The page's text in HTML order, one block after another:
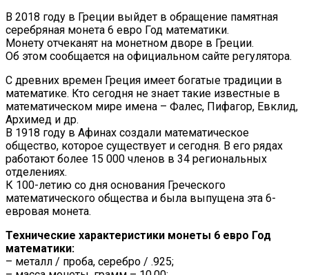
В 2018 году в Греции выйдет в обращение памятная
серебряная монета 6 евро Год математики.
Монету отчеканят на монетном дворе в Греции.
Об этом сообщается на официальном сайте регулятора.
С древних времен Греция имеет богатые традиции в
математике. Кто сегодня не знает такие известные в
математическом мире имена – Фалес, Пифагор, Евклид,
Архимед и др.
В 1918 году в Афинах создали математическое
общество, которое существует и сегодня. В его рядах
работают более 15 000 членов в 34 региональных
отделениях.
К 100-летию со дня основания Греческого
математического общества и была выпущена эта 6-
евровая монета.
Технические характеристики монеты 6 евро Год
математики:
– металл / проба, серебро / .925;